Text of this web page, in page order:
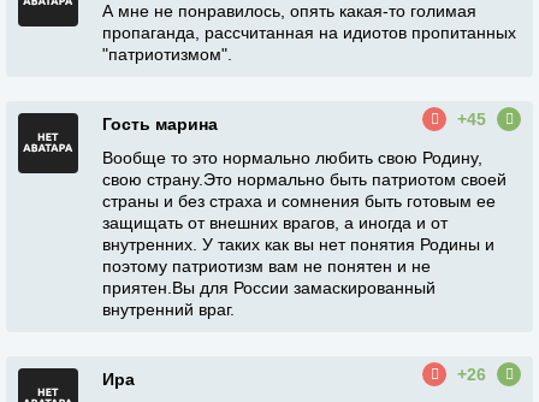
А мне не понравилось, опять какая-то голимая
пропаганда, рассчитанная на идиотов пропитанных
"патриотизмом".
Гость марина
+45
Вообще то это нормально любить свою Родину,
свою страну.Это нормально быть патриотом своей
страны и без страха и сомнения быть готовым ее
защищать от внешних врагов, а иногда и от
внутренних. У таких как вы нет понятия Родины и
поэтому патриотизм вам не понятен и не
приятен.Вы для России замаскированный
внутренний враг.
Ира
+26